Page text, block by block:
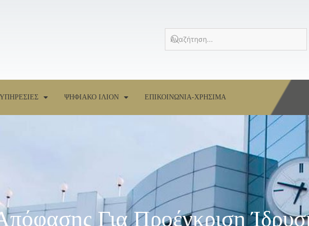
ΥΠΗΡΕΣΙΕΣ ΨΗΦΙΑΚΟ ΙΛΙΟΝ ΕΠΙΚΟΙΝΩΝΙΑ-ΧΡΗΣΙΜΑ
Για Προέγκριση